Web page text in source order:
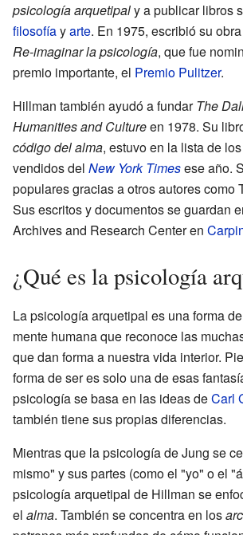
psicología arquetipaly a publicar libros
filosofíayarte. En 1975, escribió su
Re-imaginar la psicología, que fue
premio importante, el Premio Pulitzer.
Hillman también ayudó a fundarThe
Humanities and Cultureen 1978. Su
código del alma, estuvo en la lista de
vendidos del New York Timesese año.
populares gracias a otros autores como
Sus escritos y documentos se guardan
Archives and Research Center en
¿Qué es la psicología
La psicología arquetipal es una forma
mente humana que reconoce las
que dan forma a nuestra vida interior.
forma de ser es solo una de esas
psicología se basa en las ideas deCarl
también tiene sus propias diferencias.
Mientras que la psicología de Jung se
mismo" y sus partes (como el "yo" o el
psicología arquetipal de Hillman se
el alma. También se concentra en los